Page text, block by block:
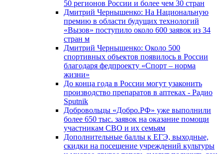
50 регионов России и более чем 30 стран
Дмитрий Чернышенко: На Национальную
премию в области будущих технологий
«Вызов» поступило около 600 заявок из 34
стран м
Дмитрий Чернышенко: Около 500
спортивных объектов появилось в России
благодаря федпроекту «Спорт – норма
жизни»
До конца года в России могут узаконить
производство препаратов в аптеках - Радио
Sputnik
Добровольцы «Добро.РФ» уже выполнили
более 650 тыс. заявок на оказание помощи
участникам СВО и их семьям
Дополнительные баллы к ЕГЭ, выходные,
скидки на посещение учреждений культуры